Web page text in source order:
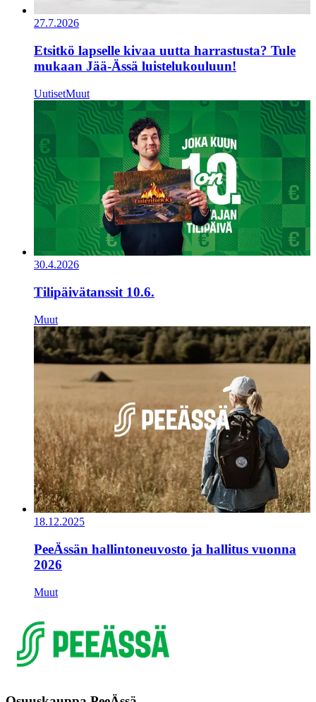
27.7.2026
Etsitkö lapselle kivaa uutta harrastusta? Tule
mukaan Jää-Ässä luistelukouluun!
UutisetMuut
30.4.2026
Tilipäivätanssit 10.6.
Muut
18.12.2025
PeeÄssän hallintoneuvosto ja hallitus vuonna
2026
Muut